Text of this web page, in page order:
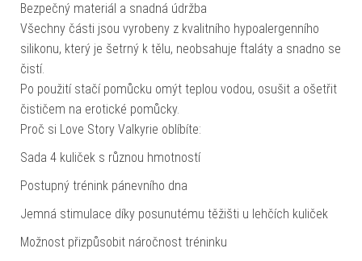
Bezpečný materiál a snadná údržba
Všechny části jsou vyrobeny z kvalitního hypoalergenního
silikonu, který je šetrný k tělu, neobsahuje ftaláty a snadno se
čistí.
Po použití stačí pomůcku omýt teplou vodou, osušit a ošetřit
čističem na erotické pomůcky.
Proč si Love Story Valkyrie oblíbíte:
Sada 4 kuliček s různou hmotností
Postupný trénink pánevního dna
Jemná stimulace díky posunutému těžišti u lehčích kuliček
Možnost přizpůsobit náročnost tréninku